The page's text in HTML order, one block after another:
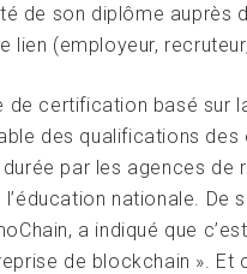
de son diplôme
lien (employeur,
de certification basé
des qualifications
par les agences de
nationale.
a indiqué que
de blockchain ».